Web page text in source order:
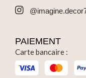
PAIEMENT
Carte bancaire :